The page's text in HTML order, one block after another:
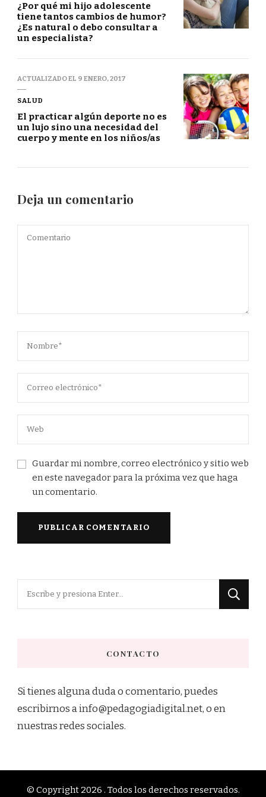
¿Por qué mi hijo adolescente
tiene tantos cambios de humor?
¿Es natural o debo consultar a
un especialista?
ACTUALIZADO EL 9 ENERO, 2017
SALUD
El practicar algún deporte no es
un lujo sino una necesidad del
cuerpo y mente en los niños/as
Deja un comentario
Guardar mi nombre, correo electrónico y sitio web
en este navegador para la próxima vez que haga
un comentario.
¿Buscas
CONTACTO
Si tienes alguna duda o comentario, puedes
escribirnos a info@pedagogiadigital.net, o en
nuestras redes sociales.
© Copyright 2026 . Todos los derechos reservados.